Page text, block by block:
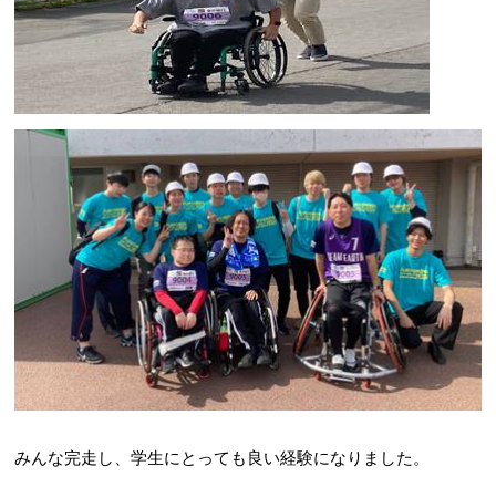
みんな完走し、学生にとっても良い経験になりました。